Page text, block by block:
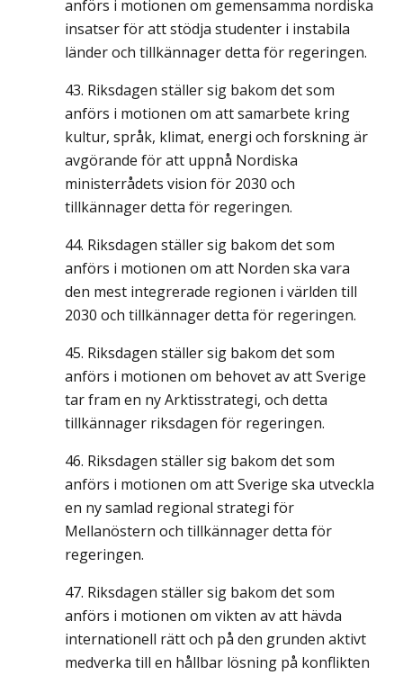
anförs i motionen om gemensamma nordiska
insatser för att stödja studenter i instabila
länder och tillkännager detta för regeringen.
Riksdagen ställer sig bakom det som
anförs i motionen om att samarbete kring
kultur, språk, klimat, energi och forskning är
avgörande för att uppnå Nordiska
ministerrådets vision för 2030 och
tillkännager detta för regeringen.
Riksdagen ställer sig bakom det som
anförs i motionen om att Norden ska vara
den mest integrerade regionen i världen till
2030 och tillkännager detta för regeringen.
Riksdagen ställer sig bakom det som
anförs i motionen om behovet av att Sverige
tar fram en ny Arktisstrategi, och detta
tillkännager riksdagen för regeringen.
Riksdagen ställer sig bakom det som
anförs i motionen om att Sverige ska utveckla
en ny samlad regional strategi för
Mellanöstern och tillkännager detta för
regeringen.
Riksdagen ställer sig bakom det som
anförs i motionen om vikten av att hävda
internationell rätt och på den grunden aktivt
medverka till en hållbar lösning på konflikten